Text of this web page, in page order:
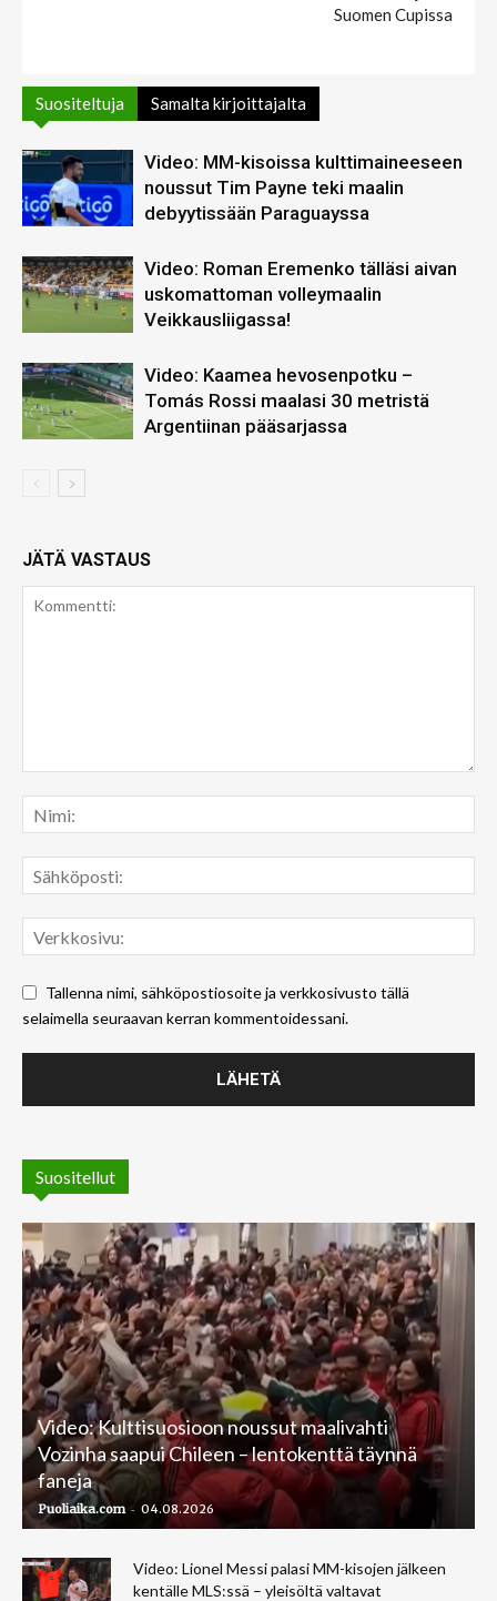
Suomen Cupissa
Suositeltuja Samalta kirjoittajalta
Video: MM-kisoissa kulttimaineeseen
noussut Tim Payne teki maalin
debyytissään Paraguayssa
Video: Roman Eremenko tälläsi aivan
uskomattoman volleymaalin
Veikkausliigassa!
Video: Kaamea hevosenpotku –
Tomás Rossi maalasi 30 metristä
Argentiinan pääsarjassa
JÄTÄ VASTAUS
Tallenna nimi, sähköpostiosoite ja verkkosivusto tällä
selaimella seuraavan kerran kommentoidessani.
Suositellut
Video: Kulttisuosioon noussut maalivahti
Vozinha saapui Chileen – lentokenttä täynnä
faneja
Puoliaika.com - 04.08.2026
Video: Lionel Messi palasi MM-kisojen jälkeen
kentälle MLS:ssä – yleisöltä valtavat